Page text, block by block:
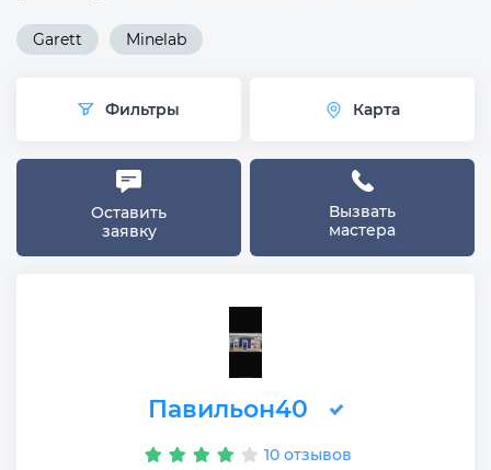
Garett Minelab
Фильтры Карта
Оставить
заявку
Вызвать
мастера
Павильон40
10 отзывов